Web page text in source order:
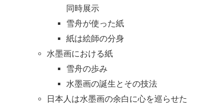
同時展示
雪舟が使った紙
紙は絵師の分身
水墨画における紙
雪舟の歩み
水墨画の誕生とその技法
日本人は水墨画の余白に心を巡らせた